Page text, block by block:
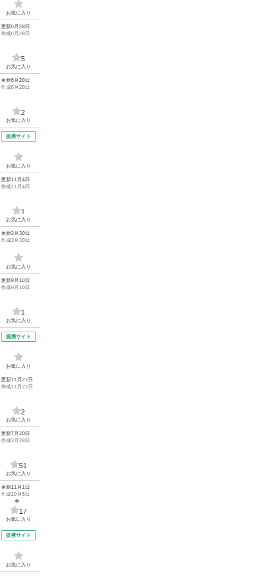
お気に入り
更新6月28日
作成6月28日
5
お気に入り
更新6月28日
作成6月28日
2
お気に入り
提携サイト
お気に入り
更新11月4日
作成11月4日
1
お気に入り
更新3月30日
作成3月30日
お気に入り
更新9月10日
作成9月10日
1
お気に入り
提携サイト
お気に入り
更新11月27日
作成11月27日
2
お気に入り
更新7月20日
作成3月28日
51
お気に入り
更新11月1日
作成10月6日
17
お気に入り
提携サイト
お気に入り